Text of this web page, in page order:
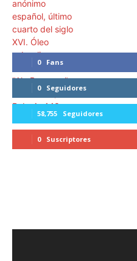
0 Fans
0 Seguidores
58,755 Seguidores
0 Suscriptores